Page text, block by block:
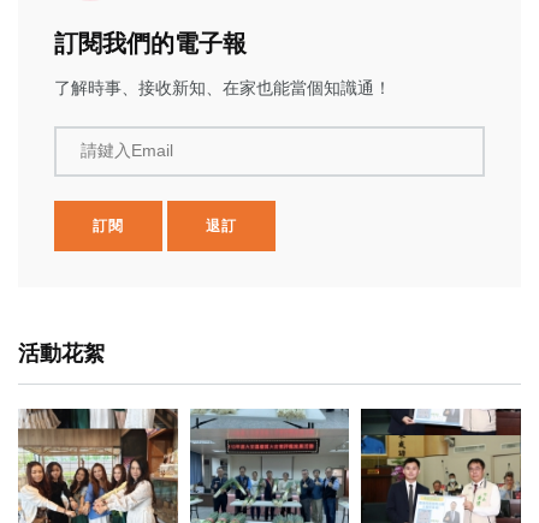
訂閱我們的電子報
了解時事、接收新知、在家也能當個知識通！
請鍵入Email
訂閱 退訂
活動花絮